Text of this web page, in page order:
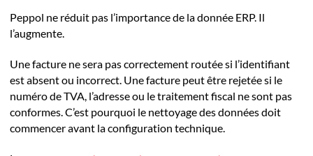
Peppol ne réduit pas l’importance de la donnée ERP. Il
l’augmente.
Une facture ne sera pas correctement routée si l’identifiant
est absent ou incorrect. Une facture peut être rejetée si le
numéro de TVA, l’adresse ou le traitement fiscal ne sont pas
conformes. C’est pourquoi le nettoyage des données doit
commencer avant la configuration technique.